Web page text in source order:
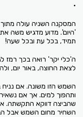
•
המסקנה השניה עולה מתוך
'היום'. מדוע מדגיש משה את
תמיד, בכל עת ובכל שעה!
ה'כלי יקר' רואה בכך רמז
לצאת החוצה, באור יום,
השמש הזו משונה. אם נניח
ותהפוך למים. אך אם
שהביצה דווקא התקשתה.
השחיר מחום השמש אבל